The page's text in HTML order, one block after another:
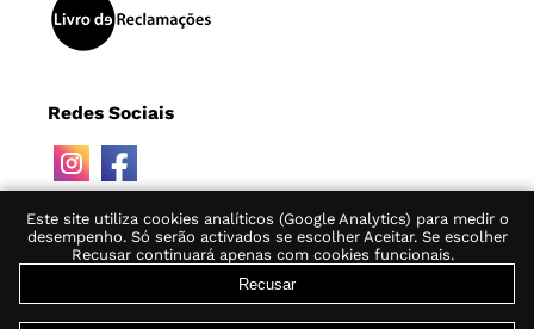
Este site utiliza cookies analíticos (Google Analytics) para medir o
desempenho. Só serão activados se escolher Aceitar. Se escolher
Recusar continuará apenas com cookies funcionais.
Recusar
Redes Sociais
© 2019-2026 Tinta nos Nervos, Lda.